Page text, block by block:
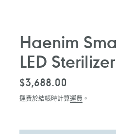
Haenim
LED
定
價
$3,688.00
運費於結帳時計算運費 。